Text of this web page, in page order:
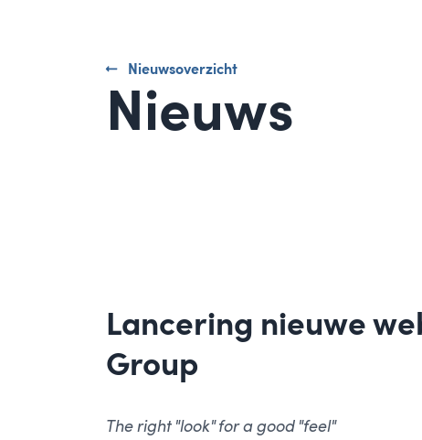
Nieuwsoverzicht
Nieuws
Lancering nieuwe
Group
The right "look" for a good "feel"